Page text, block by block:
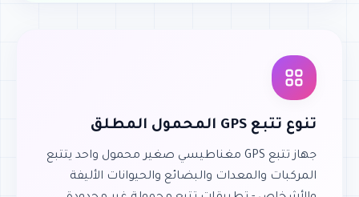
تنوع تتبع GPS المحمول المطلق
جهاز تتبع GPS مغناطيسي صغير محمول واحد يتتبع
المركبات والمعدات والبضائع والحيوانات الأليفة